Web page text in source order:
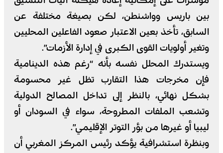
بين باريس وواشنطن، لكن بصيغة مختلفة عن
السابق، تأخذ بعين الاعتبار صعود الفاعلين المحليين
وتغير أولويات القوى الكبرى في إدارة الأزمات”.
ويستدرك المحلل نفسه بأنه “رغم هذه الدينامية
فإن مخرجات هذا التقارب تظل غير محسومة
بشكل نهائي، بالنظر إلى تداخل المصالح الدولية
وتشعب الملفات المطروحة، سواء في السودان أو
ليبيا أو غيرها من بؤر التوتر الإقليمي”.
وبنظرة استشرافية يؤكد رئيس المركز المغربي أن